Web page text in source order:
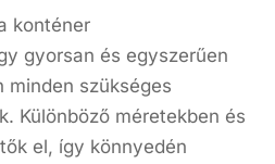
konténer
gyorsan és egyszerűen
minden szükséges
Különböző méretekben és
el, így könnyedén